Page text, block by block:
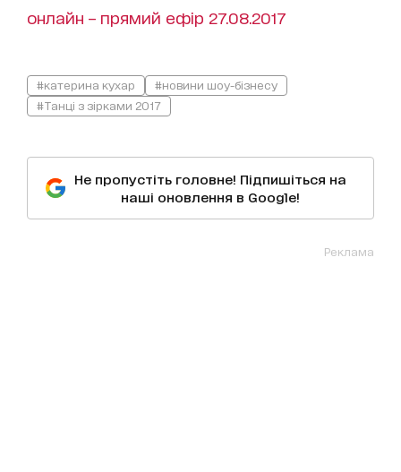
онлайн – прямий ефір 27.08.2017
#катерина кухар
#новини шоу-бізнесу
#Танці з зірками 2017
Не пропустіть головне! Підпишіться на
наші оновлення в Google!
Реклама